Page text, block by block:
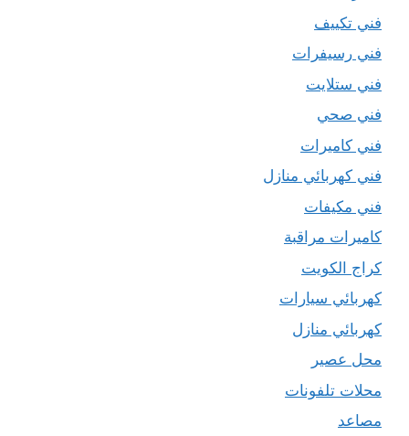
فني تكييف
فني رسيفرات
فني ستلايت
فني صحي
فني كاميرات
فني كهربائي منازل
فني مكيفات
كاميرات مراقبة
كراج الكويت
كهربائي سيارات
كهربائي منازل
محل عصير
محلات تلفونات
مصاعد